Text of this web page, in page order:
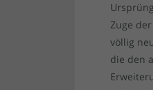
Zuge
völlig
die den